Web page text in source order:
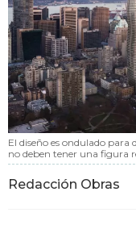
revistaobras
Obrasweb.mx
El diseño es ondulado
no deben tener una figura
Redacción Obras